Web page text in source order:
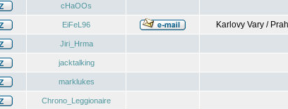
cHaOOs
EiFeL96 Karlovy Vary /
Jiri_Hrma
jacktalking
marklukes
Chrono_Leggionaire